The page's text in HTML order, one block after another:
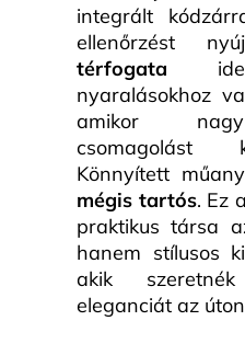
integrált
ellenőrzést
térfogata
nyaralásokhoz
amikor
csomagolást
Könnyített
mégis tartós. Ez
praktikus társa
hanem stílusos
akik
eleganciát az